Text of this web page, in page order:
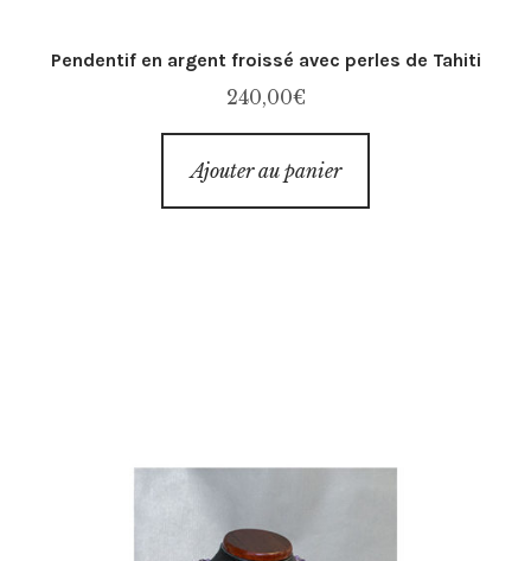
Pendentif en argent froissé avec perles de Tahiti
240,00€
Ajouter au panier